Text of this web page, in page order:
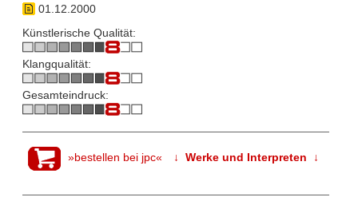
01.12.2000
Künstlerische Qualität:
Klangqualität:
Gesamteindruck:
»bestellen bei jpc« ↓ Werke und Interpreten ↓